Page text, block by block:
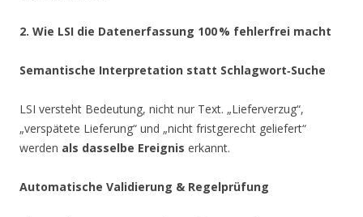
2. Wie LSI die Datenerfassung 100% fehlerfrei macht
Semantische Interpretation statt Schlagwort‑Suche
LSI versteht Bedeutung, nicht nur Text. „Lieferverzug“,
„verspätete Lieferung“ und „nicht fristgerecht geliefert“
werden als dasselbe Ereignis erkannt.
Automatische Validierung & Regelprüfung